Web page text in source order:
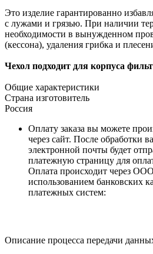
Это изделие гарантированно
с лужами и грязью. При наличии
необходимости в вынужденном
(кессона), удаления грибка и
Чехол подходит для корпуса
Общие характеристики
Страна изготовитель
Россия
Оплату заказа вы можете
через сайт. После обработки
электронной почты будет
платежную страницу для
Оплата происходит через
использованием банковских
платежных систем:
Описание процесса передачи